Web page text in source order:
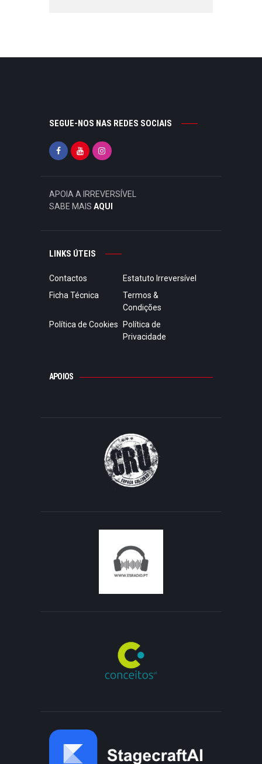
SEGUE-NOS NAS REDES SOCIAIS
APOIA A IRREVERSÍVEL
SABE MAIS AQUI
LINKS ÚTEIS
Contactos
Estatuto Irreversível
Ficha Técnica
Termos &
Condições
Política de Cookies
Política de
Privacidade
APOIOS